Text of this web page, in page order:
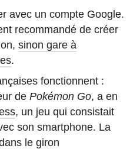
avec un compte Google.
recommandé de créer
sinon gare à
.
fonctionnent :
dePokémon Go, a en
, un jeu qui consistait
son smartphone. La
le giron